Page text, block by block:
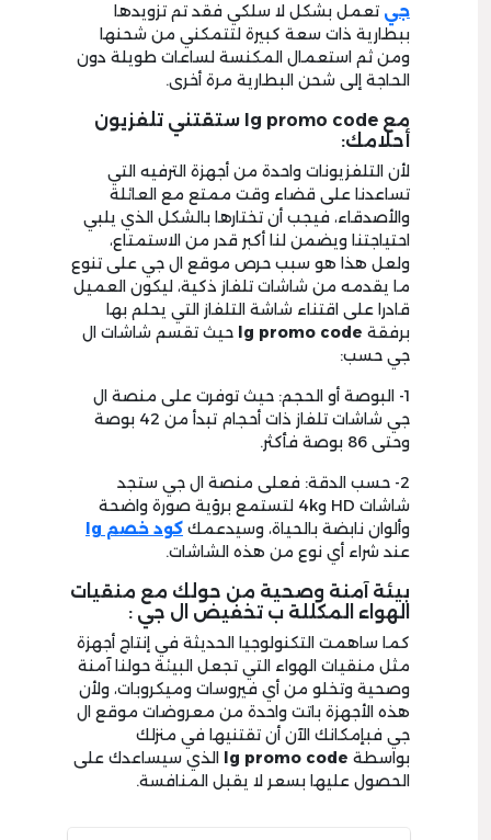
جي تعمل بشكل لا سلكي فقد تم تزويدها
ببطارية ذات سعة كبيرة لتتمكني من شحنها
ومن ثم استعمال المكنسة لساعات طويلة دون
الحاجة إلى شحن البطارية مرة أخرى.
مع lg promo code ستقتني تلفزيون
أحلامك:
لأن التلفزيونات واحدة من أجهزة الترفيه التي
تساعدنا على قضاء وقت ممتع مع العائلة
والأصدقاء، فيجب أن تختارها بالشكل الذي يلبي
احتياجتنا ويضمن لنا أكبر قدر من الاستمتاع،
ولعل هذا هو سبب حرص موقع ال جي على تنوع
ما يقدمه من شاشات تلفاز ذكية، ليكون العميل
قادرا على اقتناء شاشة التلفاز التي يحلم بها
برفقة lg promo code حيث تقسم شاشات ال
جي حسب:
1- البوصة أو الحجم: حيث توفرت على منصة ال
جي شاشات تلفاز ذات أحجام تبدأ من 42 بوصة
وحتى 86 بوصة فأكثر.
2- حسب الدقة: فعلى منصة ال جي ستجد
شاشات HD و4k لتستمع برؤية صورة واضحة
وألوان نابضة بالحياة، وسيدعمك كود خصم lg
عند شراء أي نوع من هذه الشاشات.
بيئة آمنة وصحية من حولك مع منقيات
الهواء المكللة ب تخفيض ال جي :
كما ساهمت التكنولوجيا الحديثة في إنتاج أجهزة
مثل منقيات الهواء التي تجعل البيئة حولنا آمنة
وصحية وتخلو من أي فيروسات وميكروبات، ولأن
هذه الأجهزة باتت واحدة من معروضات موقع ال
جي فبإمكانك الآن أن تقتنيها في منزلك
بواسطة lg promo code الذي سيساعدك على
الحصول عليها بسعر لا يقبل المنافسة.